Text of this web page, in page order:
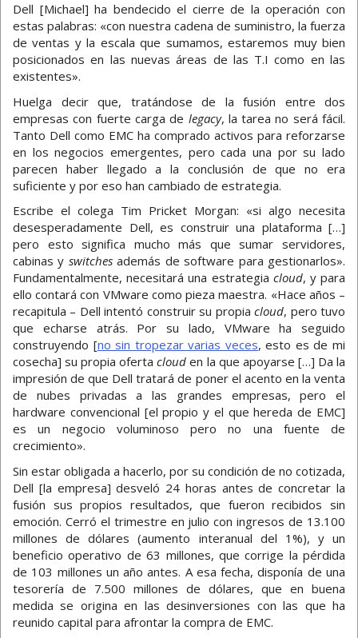
Dell [Michael] ha bendecido el cierre de la operación con
estas palabras: «con nuestra cadena de suministro, la fuerza
de ventas y la escala que sumamos, estaremos muy bien
posicionados en las nuevas áreas de las T.I como en las
existentes».
Huelga decir que, tratándose de la fusión entre dos
empresas con fuerte carga de legacy, la tarea no será fácil.
Tanto Dell como EMC ha comprado activos para reforzarse
en los negocios emergentes, pero cada una por su lado
parecen haber llegado a la conclusión de que no era
suficiente y por eso han cambiado de estrategia.
Escribe el colega Tim Pricket Morgan: «si algo necesita
desesperadamente Dell, es construir una plataforma […]
pero esto significa mucho más que sumar servidores,
cabinas y switchesademás de software para gestionarlos».
Fundamentalmente, necesitará una estrategia cloud, y para
ello contará con VMware como pieza maestra. «Hace años –
recapitula – Dell intentó construir su propia cloud, pero tuvo
que echarse atrás. Por su lado, VMware ha seguido
construyendo [no sin tropezar varias veces, esto es de mi
cosecha] su propia ofertacloud en la que apoyarse […] Da la
impresión de que Dell tratará de poner el acento en la venta
de nubes privadas a las grandes empresas, pero el
hardware convencional [el propio y el que hereda de EMC]
es un negocio voluminoso pero no una fuente de
crecimiento».
Sin estar obligada a hacerlo, por su condición de no cotizada,
Dell [la empresa] desveló 24 horas antes de concretar la
fusión sus propios resultados, que fueron recibidos sin
emoción. Cerró el trimestre en julio con ingresos de 13.100
millones de dólares (aumento interanual del 1%), y un
beneficio operativo de 63 millones, que corrige la pérdida
de 103 millones un año antes. A esa fecha, disponía de una
tesorería de 7.500 millones de dólares, que en buena
medida se origina en las desinversiones con las que ha
reunido capital para afrontar la compra de EMC.